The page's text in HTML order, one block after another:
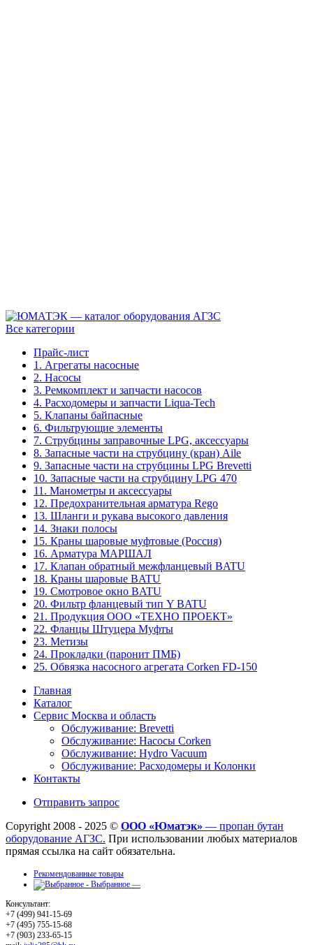
Все категории
Прайс-лист
1. Агрегаты насосные
2. Насосы
3. Ремкомплект и запчасти насосов
4. Расходомеры и запчасти Liqua-Tech
5. Клапаны байпасные
6. Фильтрующие элементы
7. Струбцины заправочные LPG, аксессуары
8. Запасные части на струбцину (кран) Aile
9. Запасные части на струбцины LPG Brevetti
10. Запасные части на струбцину LPG 470
11. Манометры и аксессуары
12. Предохранительная арматура Rego
13. Шланги и рукава высокого давления
14. Знаки полосы
15. Краны шаровые муфтовые (Россия)
16. Арматура МАРШАЛ
17. Клапан обратный межфланцевый BATU
18. Краны шаровые BATU
19. Смотровое окно BATU
20. Фильтр фланцевый тип Y BATU
21. Продукция ООО «ТЕХНО ПРОЕКТ»
22. Фланцы Штуцера Муфты
23. Метизы
24. Прокладки (паронит ПМБ)
25. Обвязка насосного агрегата Corken FD-150
Главная
Каталог
Сервис Москва и область
Обслуживание: Brevetti
Обслуживание: Насосы Corken
Обслуживание: Hydro Vacuum
Обслуживание: Расходомеры и Колонки
Контакты
Отправить запрос
Copyright 2008 - 2025 © ООО «Юматэк» — пропан бутан
оборудование АГЗС. При использовании любых материалов
прямая ссылка на сайт обязательна.
Рекомендованные товары
Выбранное —
Консультант:
+7 (499) 941-15-69
+7 (495) 755-15-68
+7 (903) 233-65-15